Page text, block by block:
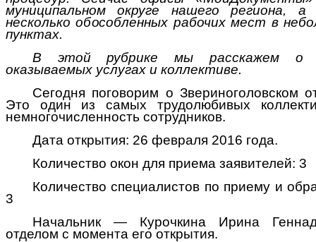
муниципальном округе нашего региона, а
несколько обособленных рабочих мест в
пунктах.
В этой рубрике мы расскажем о
оказываемых услугах и коллективе.
Сегодня поговорим о Звериноголовском
Это один из самых трудолюбивых
немногочисленность сотрудников.
Дата открытия: 26 февраля 2016 года.
Количество окон для приема заявителей: 3
Количество специалистов по приему и
3
Начальник — Курочкина Ирина
отделом с момента его открытия.